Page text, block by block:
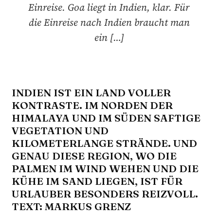
Einreise. Goa liegt in Indien, klar. Für
die Einreise nach Indien braucht man
ein […]
INDIEN IST EIN LAND VOLLER
KONTRASTE. IM NORDEN DER
HIMALAYA UND IM SÜDEN SAFTIGE
VEGETATION UND
KILOMETERLANGE STRÄNDE. UND
GENAU DIESE REGION, WO DIE
PALMEN IM WIND WEHEN UND DIE
KÜHE IM SAND LIEGEN, IST FÜR
URLAUBER BESONDERS REIZVOLL.
TEXT: MARKUS GRENZ